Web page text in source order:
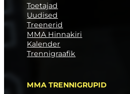
Toetajad
Uudised
Treenerid
MMA Hinnakiri
Kalender
Trennigraafik
MMA TRENNIGRUPID